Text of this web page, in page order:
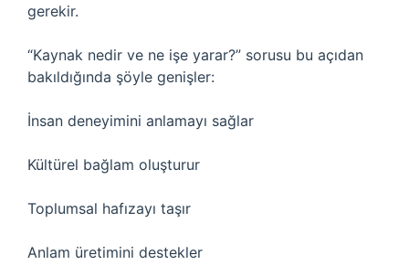
gerekir.
“Kaynak nedir ve ne işe yarar?” sorusu bu açıdan
bakıldığında şöyle genişler:
İnsan deneyimini anlamayı sağlar
Kültürel bağlam oluşturur
Toplumsal hafızayı taşır
Anlam üretimini destekler